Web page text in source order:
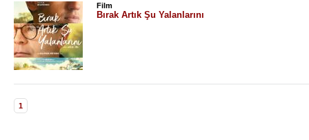
Film
Bırak Artık Şu Yalanlarını
1